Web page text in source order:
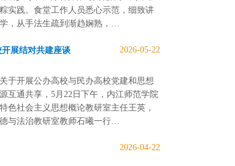
实践。食堂工作人员悉心示范，细致讲
，从手法生疏到渐趋娴熟，…
2026-05-22
展结对共建座谈
于开展公办高校与民办高校党建和思想
互通共享，5月22日下午，内江师范学院
色社会主义思想概论教研室主任王英，
与法治教研室教师石曦一行…
2026-04-22